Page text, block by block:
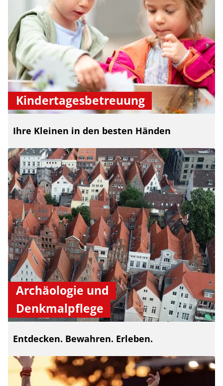
Kindertagesbetreuung
Ihre Kleinen in den besten Händen
Archäologie und
Denkmalpflege
Entdecken. Bewahren. Erleben.